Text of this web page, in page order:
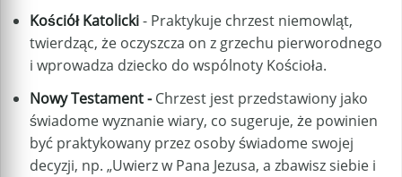
Kościół Katolicki- Praktykuje chrzest niemowląt,
twierdząc, że oczyszcza on z grzechu pierworodnego
i wprowadza dziecko do wspólnoty Kościoła.
Nowy Testament -Chrzest jest przedstawiony jako
świadome wyznanie wiary, co sugeruje, że powinien
być praktykowany przez osoby świadome swojej
decyzji, np. „Uwierz w Pana Jezusa, a zbawisz siebie i